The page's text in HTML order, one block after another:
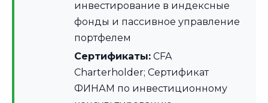
инвестирование в индексные
фонды и пассивное управление
портфелем
Сертификаты: CFA
Charterholder; Сертификат
ФИНАМ по инвестиционному